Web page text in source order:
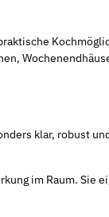
klar, robust
im Raum. Sie